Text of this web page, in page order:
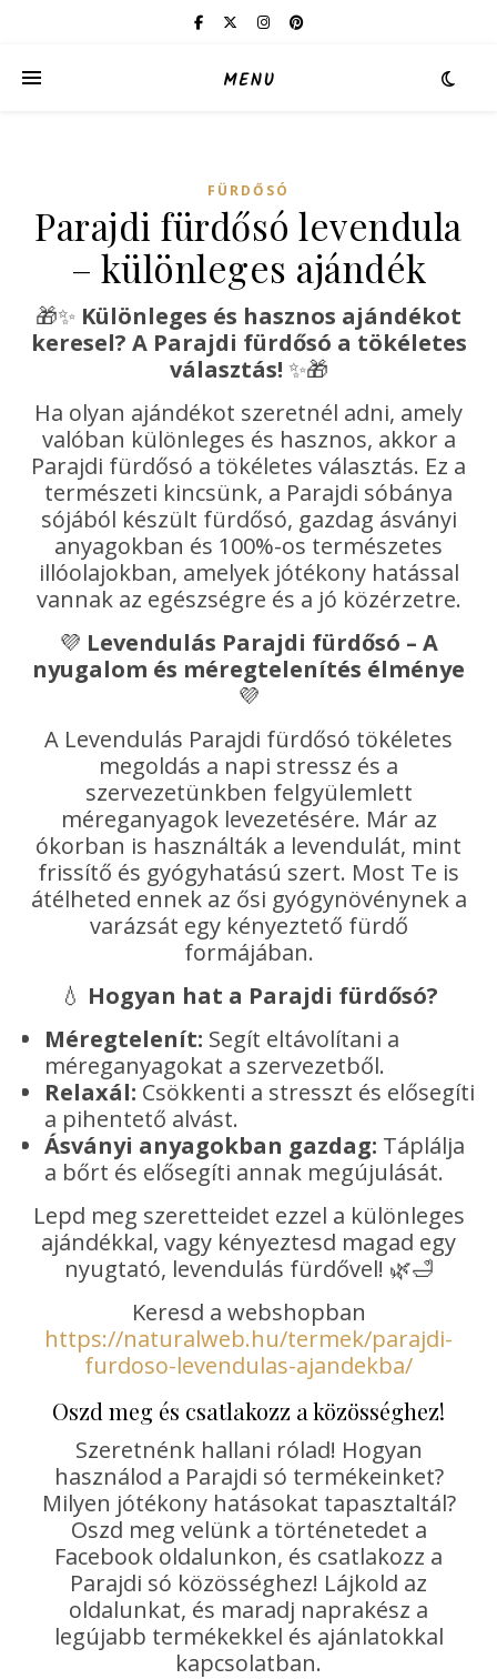
MENU
FÜRDŐSÓ
Parajdi fürdősó levendula
– különleges ajándék
🎁✨ Különleges és hasznos ajándékot
keresel? A Parajdi fürdősó a tökéletes
választás! ✨🎁
Ha olyan ajándékot szeretnél adni, amely
valóban különleges és hasznos, akkor a
Parajdi fürdősó a tökéletes választás. Ez a
természeti kincsünk, a Parajdi sóbánya
sójából készült fürdősó, gazdag ásványi
anyagokban és 100%-os természetes
illóolajokban, amelyek jótékony hatással
vannak az egészségre és a jó közérzetre.
💜 Levendulás Parajdi fürdősó – A
nyugalom és méregtelenítés élménye
💜
A Levendulás Parajdi fürdősó tökéletes
megoldás a napi stressz és a
szervezetünkben felgyülemlett
méreganyagok levezetésére. Már az
ókorban is használták a levendulát, mint
frissítő és gyógyhatású szert. Most Te is
átélheted ennek az ősi gyógynövénynek a
varázsát egy kényeztető fürdő
formájában.
💧 Hogyan hat a Parajdi fürdősó?
Méregtelenít: Segít eltávolítani a
méreganyagokat a szervezetből.
Relaxál: Csökkenti a stresszt és elősegíti
a pihentető alvást.
Ásványi anyagokban gazdag: Táplálja
a bőrt és elősegíti annak megújulását.
Lepd meg szeretteidet ezzel a különleges
ajándékkal, vagy kényeztesd magad egy
nyugtató, levendulás fürdővel! 🌿🛁
Keresd a webshopban
https://naturalweb.hu/termek/parajdi-
furdoso-levendulas-ajandekba/
Oszd meg és csatlakozz a közösséghez!
Szeretnénk hallani rólad! Hogyan
használod a Parajdi só termékeinket?
Milyen jótékony hatásokat tapasztaltál?
Oszd meg velünk a történetedet a
Facebook oldalunkon, és csatlakozz a
Parajdi só közösséghez! Lájkold az
oldalunkat, és maradj naprakész a
legújabb termékekkel és ajánlatokkal
kapcsolatban.